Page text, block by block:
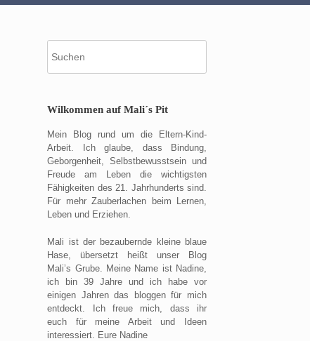
nach:
Wilkommen auf Mali´s Pit
Mein Blog rund um die Eltern-Kind-
Arbeit. Ich glaube, dass Bindung,
Geborgenheit, Selbstbewusstsein und
Freude am Leben die wichtigsten
Fähigkeiten des 21. Jahrhunderts sind.
Für mehr Zauberlachen beim Lernen,
Leben und Erziehen.
Mali ist der bezaubernde kleine blaue
Hase, übersetzt heißt unser Blog
Mali’s Grube. Meine Name ist Nadine,
ich bin 39 Jahre und ich habe vor
einigen Jahren das bloggen für mich
entdeckt. Ich freue mich, dass ihr
euch für meine Arbeit und Ideen
interessiert. Eure Nadine